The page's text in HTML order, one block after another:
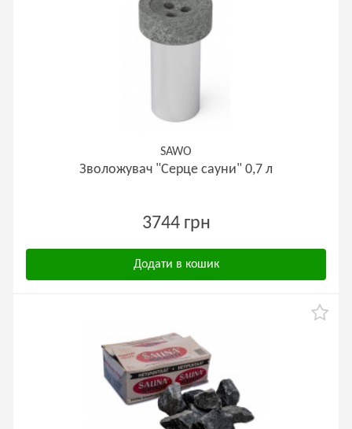
SAWO
Зволожувач "Серце сауни" 0,7 л
3744 грн
Додати в кошик